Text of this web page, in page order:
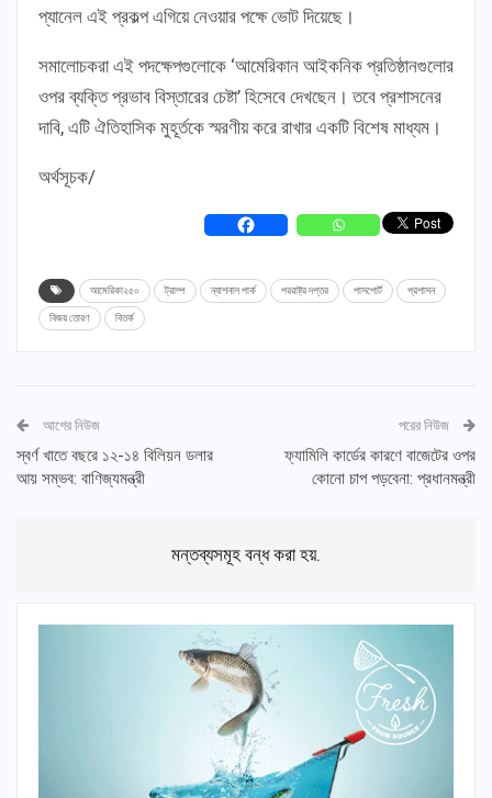
প্যানেল এই প্রকল্প এগিয়ে নেওয়ার পক্ষে ভোট দিয়েছে।
সমালোচকরা এই পদক্ষেপগুলোকে ‘আমেরিকান আইকনিক প্রতিষ্ঠানগুলোর
ওপর ব্যক্তি প্রভাব বিস্তারের চেষ্টা’ হিসেবে দেখছেন। তবে প্রশাসনের
দাবি, এটি ঐতিহাসিক মুহূর্তকে স্মরণীয় করে রাখার একটি বিশেষ মাধ্যম।
অর্থসূচক/
আমেরিকা২৫০ ট্রাম্প ন্যাশনাল পার্ক পররাষ্ট্র দপ্তর পাসপোর্ট প্রশাসন
বিজয় তোরণ বিতর্ক
আগের নিউজ
স্বর্ণ খাতে বছরে ১২-১৪ বিলিয়ন ডলার
আয় সম্ভব: বাণিজ্যমন্ত্রী
পরের নিউজ
ফ্যামিলি কার্ডের কারণে বাজেটের ওপর
কোনো চাপ পড়বেনা: প্রধানমন্ত্রী
মন্তব্যসমূহ বন্ধ করা হয়.